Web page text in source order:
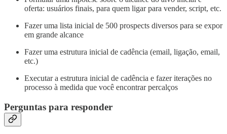
oferta: usuários finais, para quem ligar para vender, script, etc.
Fazer uma lista inicial de 500 prospects diversos para se expor
em grande alcance
Fazer uma estrutura inicial de cadência (email, ligação, email,
etc.)
Executar a estrutura inicial de cadência e fazer iterações no
processo à medida que você encontrar percalços
Perguntas para responder